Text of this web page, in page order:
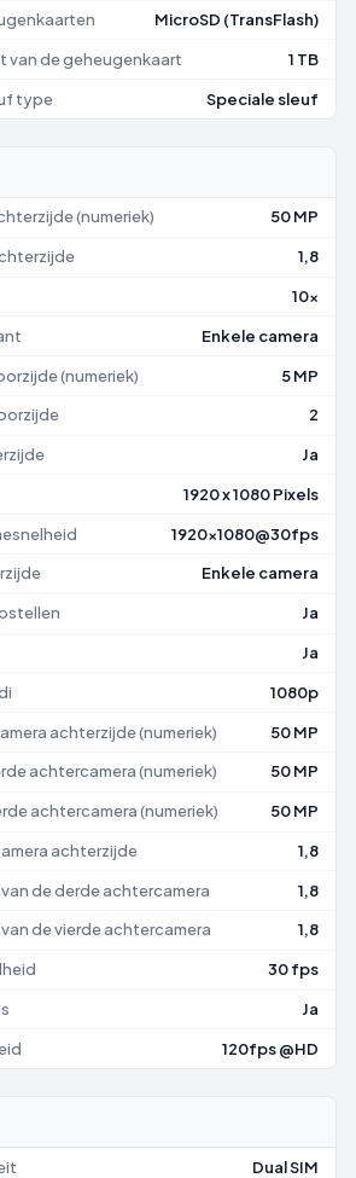
MicroSD (TransFlash)
van de geheugenkaart 1 TB
type Speciale sleuf
(numeriek) 50 MP
1,8
10x
Enkele camera
(numeriek) 5 MP
2
Ja
1920 x 1080 Pixels
1920x1080@30fps
Enkele camera
Ja
Ja
1080p
achterzijde (numeriek) 50 MP
achtercamera (numeriek) 50 MP
achtercamera (numeriek) 50 MP
achterzijde 1,8
de derde achtercamera 1,8
de vierde achtercamera 1,8
30 fps
Ja
120fps @HD
Dual SIM